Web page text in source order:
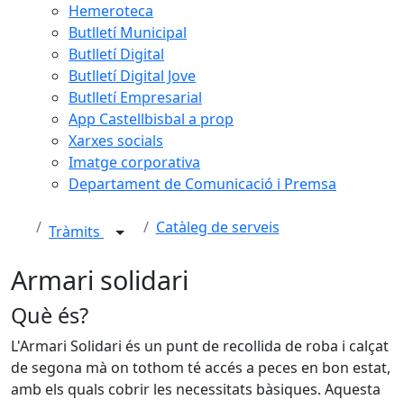
Hemeroteca
Butlletí Municipal
Butlletí Digital
Butlletí Digital Jove
Butlletí Empresarial
App Castellbisbal a prop
Xarxes socials
Imatge corporativa
Departament de Comunicació i Premsa
Tràmits Catàleg de serveis
Armari solidari
Què és?
L'Armari Solidari és un punt de recollida de roba i calçat
de segona mà on tothom té accés a peces en bon estat,
amb els quals cobrir les necessitats bàsiques. Aquesta